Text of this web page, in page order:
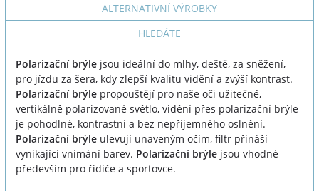
ALTERNATIVNÍ VÝROBKY
HLEDÁTE
Polarizační brýle jsou ideální do mlhy, deště, za sněžení,
pro jízdu za šera, kdy zlepší kvalitu vidění a zvýší kontrast.
Polarizační brýle propouštějí pro naše oči užitečné,
vertikálně polarizované světlo, vidění přes polarizační brýle
je pohodlné, kontrastní a bez nepříjemného oslnění.
Polarizační brýle ulevují unaveným očím, filtr přináší
vynikající vnímání barev. Polarizační brýle jsou vhodné
především pro řidiče a sportovce.